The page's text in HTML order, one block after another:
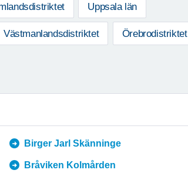
Uppsala län
Västmanlandsdistriktet Örebrodistriktet
Birger Jarl Skänninge
Bråviken Kolmården